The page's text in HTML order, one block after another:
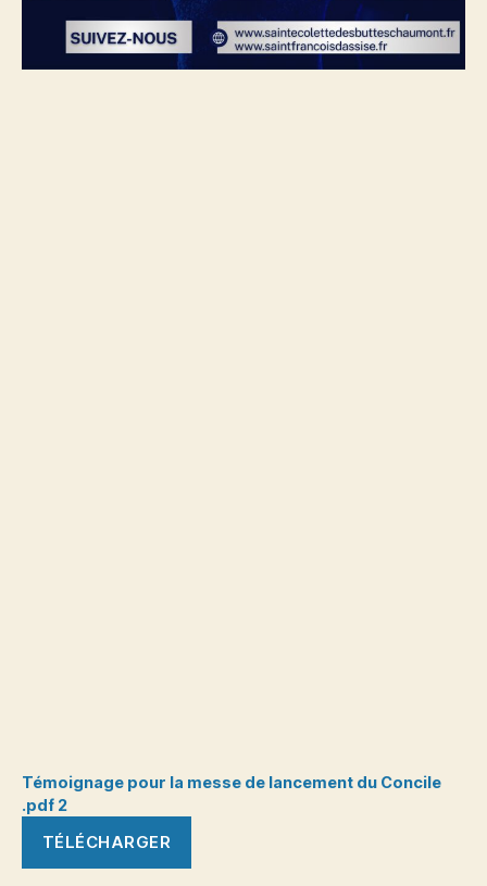
Témoignage pour la messe de lancement du Concile
.pdf 2
TÉLÉCHARGER